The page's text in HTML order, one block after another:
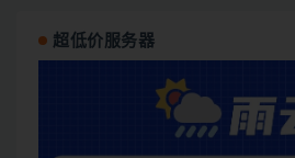
超低价服务器